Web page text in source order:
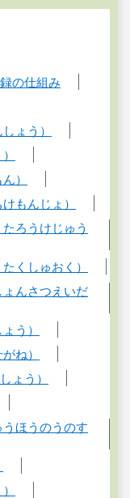
の仕組み
ょう）
）
もんじょ）
ろうけじゅう
くしゅおく）
んさつえいだ
う）
ね）
ょう）
ほうのうのす